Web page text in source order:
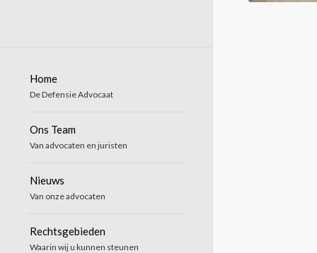
Home
De Defensie Advocaat
Ons Team
Van advocaten en juristen
Nieuws
Van onze advocaten
Rechtsgebieden
Waarin wij u kunnen steunen